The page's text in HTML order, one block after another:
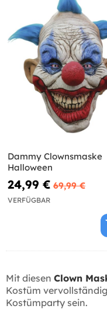
Dammy Clownsmaske
Halloween
24,99 € 69,99 €
VERFÜGBAR
Mit diesen Clown
Kostüm
Kostümparty sein.